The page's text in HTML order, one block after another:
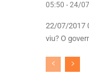
05:50 - 24/
22/07/2017
viu? O